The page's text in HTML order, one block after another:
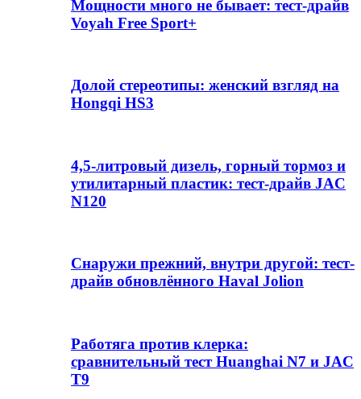
Мощности много не бывает: тест-драйв
Voyah Free Sport+
Долой стереотипы: женский взгляд на
Hongqi HS3
4,5-литровый дизель, горный тормоз и
утилитарный пластик: тест-драйв JAC
N120
Снаружи прежний, внутри другой: тест-
драйв обновлённого Haval Jolion
Работяга против клерка:
сравнительный тест Huanghai N7 и JAC
T9